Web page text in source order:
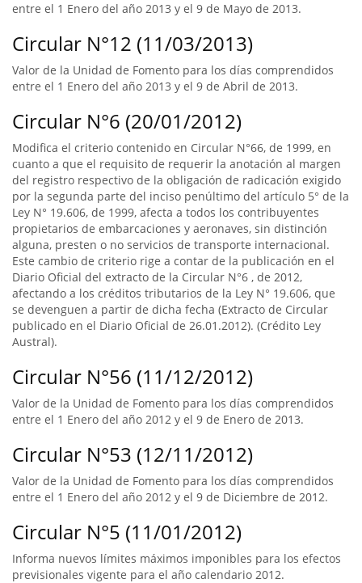
entre el 1 Enero del año 2013 y el 9 de Mayo de 2013.
Circular N°12 (11/03/2013)
Valor de la Unidad de Fomento para los días comprendidos
entre el 1 Enero del año 2013 y el 9 de Abril de 2013.
Circular N°6 (20/01/2012)
Modifica el criterio contenido en Circular N°66, de 1999, en
cuanto a que el requisito de requerir la anotación al margen
del registro respectivo de la obligación de radicación exigido
por la segunda parte del inciso penúltimo del artículo 5° de la
Ley N° 19.606, de 1999, afecta a todos los contribuyentes
propietarios de embarcaciones y aeronaves, sin distinción
alguna, presten o no servicios de transporte internacional.
Este cambio de criterio rige a contar de la publicación en el
Diario Oficial del extracto de la Circular N°6 , de 2012,
afectando a los créditos tributarios de la Ley N° 19.606, que
se devenguen a partir de dicha fecha (Extracto de Circular
publicado en el Diario Oficial de 26.01.2012). (Crédito Ley
Austral).
Circular N°56 (11/12/2012)
Valor de la Unidad de Fomento para los días comprendidos
entre el 1 Enero del año 2012 y el 9 de Enero de 2013.
Circular N°53 (12/11/2012)
Valor de la Unidad de Fomento para los días comprendidos
entre el 1 Enero del año 2012 y el 9 de Diciembre de 2012.
Circular N°5 (11/01/2012)
Informa nuevos límites máximos imponibles para los efectos
previsionales vigente para el año calendario 2012.